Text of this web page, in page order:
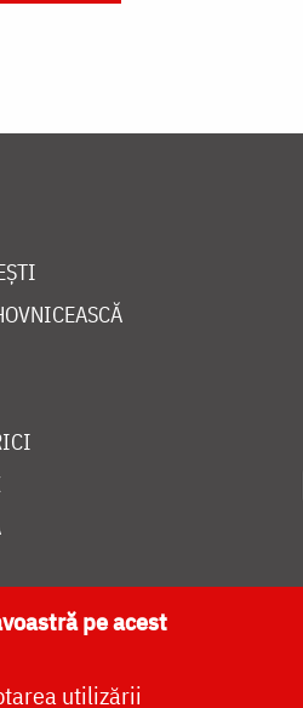
pe acest
utilizării